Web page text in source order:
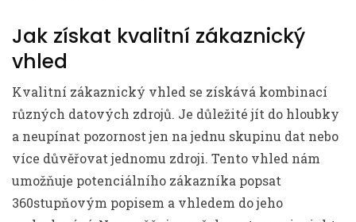
Jak získat kvalitní zákaznický
vhled
Kvalitní zákaznický vhled se získává kombinací
různých datových zdrojů. Je důležité jít do hloubky
a neupínat pozornost jen na jednu skupinu dat nebo
více důvěřovat jednomu zdroji. Tento vhled nám
umožňuje potenciálního zákazníka popsat
360stupňovým popisem a vhledem do jeho